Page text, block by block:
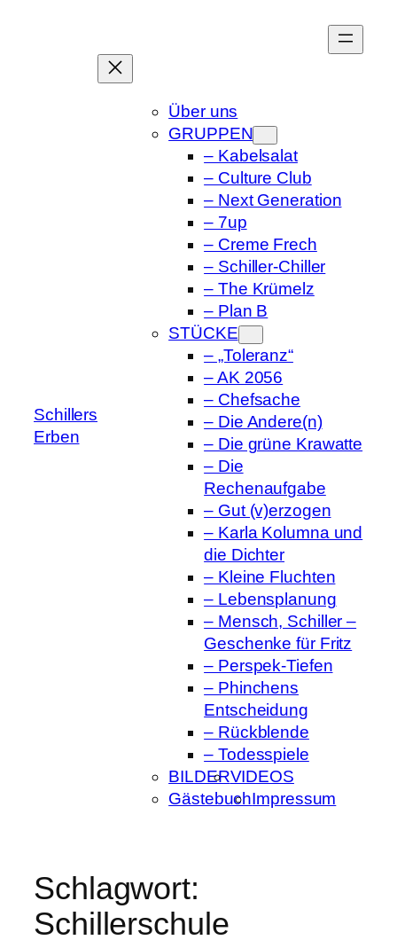
Schillers
Erben
Über uns
GRUPPEN
– Kabelsalat
– Culture Club
– Next Generation
– 7up
– Creme Frech
– Schiller-Chiller
– The Krümelz
– Plan B
STÜCKE
– „Toleranz“
– AK 2056
– Chefsache
– Die Andere(n)
– Die grüne Krawatte
– Die
Rechenaufgabe
– Gut (v)erzogen
– Karla Kolumna und
die Dichter
– Kleine Fluchten
– Lebensplanung
– Mensch, Schiller –
Geschenke für Fritz
– Perspek-Tiefen
– Phinchens
Entscheidung
– Rückblende
– Todesspiele
BILDERVIDEOS
GästebuchImpressum
Schlagwort:
Schillerschule